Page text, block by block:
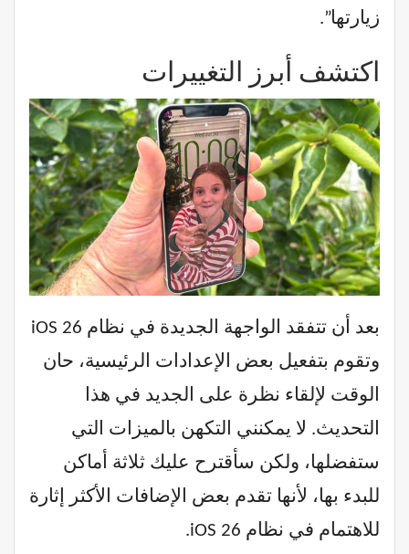
زيارتها”.
اكتشف أبرز التغييرات
بعد أن تتفقد الواجهة الجديدة في نظام iOS 26
وتقوم بتفعيل بعض الإعدادات الرئيسية، حان
الوقت لإلقاء نظرة على الجديد في هذا
التحديث. لا يمكنني التكهن بالميزات التي
ستفضلها، ولكن سأقترح عليك ثلاثة أماكن
للبدء بها، لأنها تقدم بعض الإضافات الأكثر إثارة
للاهتمام في نظام iOS 26.